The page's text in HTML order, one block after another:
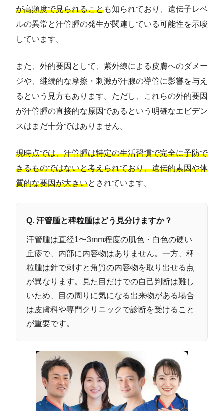
が高頻度で見られることも知られており、遺伝子レベ
ルの異常と汗管腫の発生が関連している可能性を示唆
しています。
また、外的要因として、紫外線による皮膚へのダメー
ジや、継続的な摩擦・刺激が汗腺の導管に影響を与え
るという見方もあります。ただし、これらの外的要因
が汗管腫の直接的な原因であるという明確なエビデン
スはまだ十分ではありません。
現時点では、汗管腫は特定の生活習慣で完全に予防で
きるものではないと考えられており、遺伝的素因や体
質的な要因が大きいとされています。
Q. 汗管腫と稗粒腫はどう見分けますか？
汗管腫は直径1〜3mm程度の肌色・白色の硬い
丘疹で、内部に内容物はありません。一方、稗
粒腫は針で刺すと角質の内容物を取り出せる点
が異なります。見た目だけでの自己判断は難し
いため、目の周りに気になる出来物がある場合
は皮膚科や専門クリニックで診断を受けること
が重要です。